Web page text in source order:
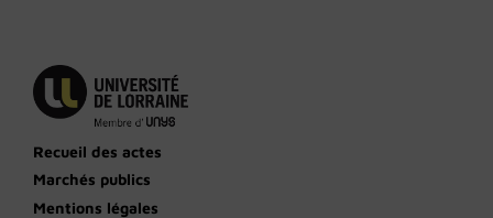
Recueil des actes
Marchés publics
Mentions légales